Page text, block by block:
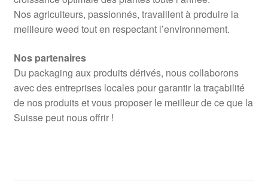
Nos agriculteurs, passionnés, travaillent à produire la
meilleure weed tout en respectant l’environnement.
Nos partenaires
Du packaging aux produits dérivés, nous collaborons
avec des entreprises locales pour garantir la traçabilité
de nos produits et vous proposer le meilleur de ce que la
Suisse peut nous offrir !